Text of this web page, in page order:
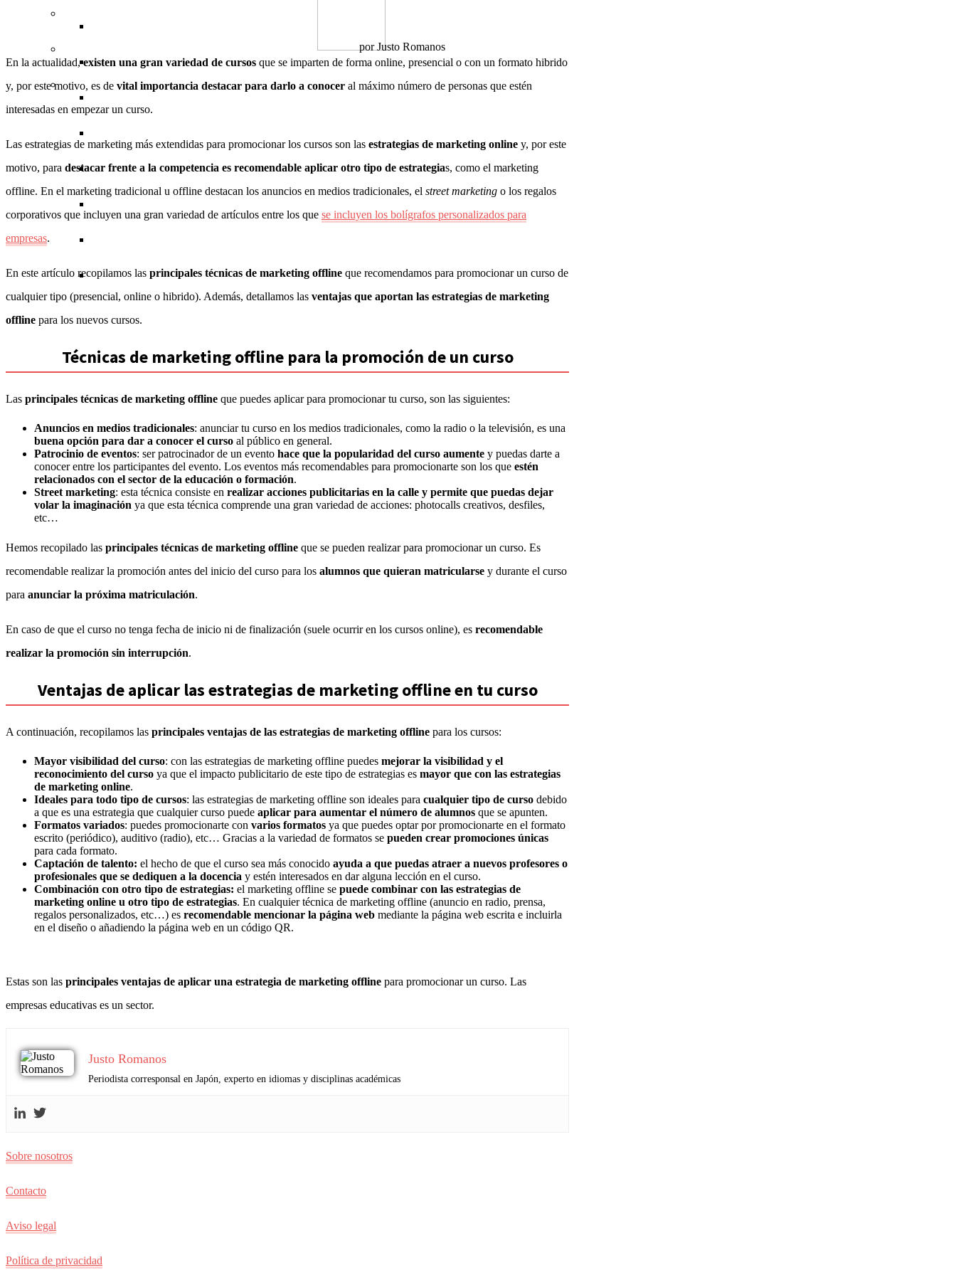
Sistemas operativos
Diseño de moda
Recursos humanos
Gestión empresarial
Criptomonedas
Profesorado (docentes)
Ciencia
Salud
Nutrición
Música
Instrumentos musicales
Las Vegas
Miami
Utah
New York
porJusto Romanos
En la actualidad,existen una gran variedad de cursos que se imparten de forma online, presencial o con un formato hibrido
y, por este motivo, es de vital importancia destacar para darlo a conocer al máximo número de personas que estén
interesadas en empezar un curso.
Las estrategias de marketing más extendidas para promocionar los cursos son las estrategias de marketing online y, por este
motivo, para destacar frente a la competencia es recomendable aplicar otro tipo de estrategias, como el marketing
offline. En el marketing tradicional u offline destacan los anuncios en medios tradicionales, el street marketing o los regalos
corporativos que incluyen una gran variedad de artículos entre los que se incluyen los bolígrafos personalizados para
empresas.
En este artículo recopilamos las principales técnicas de marketing offline que recomendamos para promocionar un curso de
cualquier tipo (presencial, online o hibrido). Además, detallamos las ventajas que aportan las estrategias de marketing
offline para los nuevos cursos.
Técnicas de marketing offline para la promoción de un curso
Las principales técnicas de marketing offline que puedes aplicar para promocionar tu curso, son las siguientes:
Anuncios en medios tradicionales: anunciar tu curso en los medios tradicionales, como la radio o la televisión, es una
buena opción para dar a conocer el curso al público en general.
Patrocinio de eventos: ser patrocinador de un evento hace que la popularidad del curso aumente y puedas darte a
conocer entre los participantes del evento. Los eventos más recomendables para promocionarte son los que estén
relacionados con el sector de la educación o formación.
Street marketing: esta técnica consiste en realizar acciones publicitarias en la calle y permite que puedas dejar
volar la imaginación ya que esta técnica comprende una gran variedad de acciones: photocalls creativos, desfiles,
etc…
Hemos recopilado las principales técnicas de marketing offline que se pueden realizar para promocionar un curso. Es
recomendable realizar la promoción antes del inicio del curso para los alumnos que quieran matricularse y durante el curso
para anunciar la próxima matriculación.
En caso de que el curso no tenga fecha de inicio ni de finalización (suele ocurrir en los cursos online), es recomendable
realizar la promoción sin interrupción.
Ventajas de aplicar las estrategias de marketing offline en tu curso
A continuación, recopilamos las principales ventajas de las estrategias de marketing offline para los cursos:
Mayor visibilidad del curso: con las estrategias de marketing offline puedes mejorar la visibilidad y el
reconocimiento del curso ya que el impacto publicitario de este tipo de estrategias es mayor que con las estrategias
de marketing online.
Ideales para todo tipo de cursos: las estrategias de marketing offline son ideales para cualquier tipo de curso debido
a que es una estrategia que cualquier curso puede aplicar para aumentar el número de alumnos que se apunten.
Formatos variados: puedes promocionarte con varios formatos ya que puedes optar por promocionarte en el formato
escrito (periódico), auditivo (radio), etc… Gracias a la variedad de formatos se pueden crear promociones únicas
para cada formato.
Captación de talento: el hecho de que el curso sea más conocido ayuda a que puedas atraer a nuevos profesores o
profesionales que se dediquen a la docencia y estén interesados en dar alguna lección en el curso.
Combinación con otro tipo de estrategias: el marketing offline se puede combinar con las estrategias de
marketing online u otro tipo de estrategias. En cualquier técnica de marketing offline (anuncio en radio, prensa,
regalos personalizados, etc…) es recomendable mencionar la página web mediante la página web escrita e incluirla
en el diseño o añadiendo la página web en un código QR.
Estas son las principales ventajas de aplicar una estrategia de marketing offline para promocionar un curso. Las
empresas educativas es un sector.
Justo Romanos
Periodista corresponsal en Japón, experto en idiomas y disciplinas académicas
Sobre nosotros
Contacto
Aviso legal
Política de privacidad